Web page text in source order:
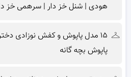
هودی | شنل خز دار | سرهمی خز
۱۵ مدل پاپوش و کفش نوزادی
پاپوش بچه گانه